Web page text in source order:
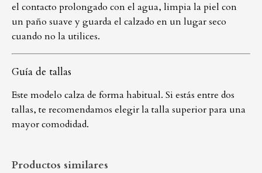
el contacto prolongado con el agua, limpia la piel con
un paño suave y guarda el calzado en un lugar seco
cuando no la utilices.
Guía de tallas
Este modelo calza de forma habitual. Si estás entre dos
tallas, te recomendamos elegir la talla superior para una
mayor comodidad.
Productos similares